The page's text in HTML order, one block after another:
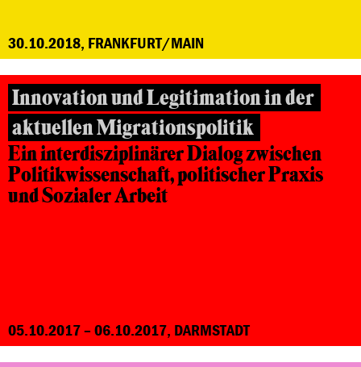
30.10.2018, FRANKFURT/MAIN
Innovation und Legitimation in der
aktuellen Migrationspolitik
Ein interdisziplinärer Dialog zwischen
Politikwissenschaft, politischer Praxis
und Sozialer Arbeit
05.10.2017 – 06.10.2017, DARMSTADT